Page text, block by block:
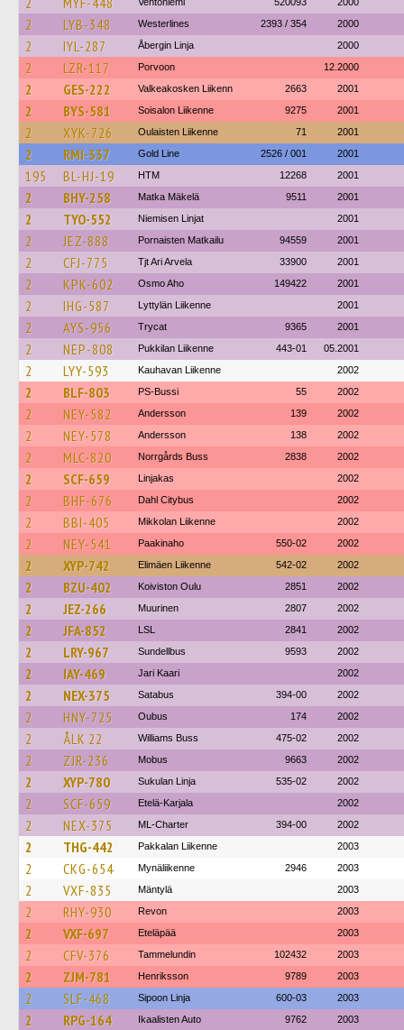
2 LYB-348 Westerlines 2393 / 354 2000
2 IYL-287 Åbergin Linja 2000
2 LZR-117 Porvoon 12.2000
2 GES-222 Valkeakosken Liikenn 2663 2001
2 BYS-581 Soisalon Liikenne 9275 2001
2 XYK-726 Oulaisten Liikenne 71 2001
2 RMI-337 Gold Line 2526 / 001 2001
195 BL-HJ-19 HTM 12268 2001
2 BHY-258 Matka Mäkelä 9511 2001
2 TYO-552 Niemisen Linjat 2001
2 JEZ-888 Pornaisten Matkailu 94559 2001
2 CFJ-775 Tjt Ari Arvela 33900 2001
2 KPK-602 Osmo Aho 149422 2001
2 IHG-587 Lyttylän Liikenne 2001
2 AYS-956 Trycat 9365 2001
2 NEP-808 Pukkilan Liikenne 443-01 05.2001
2 LYY-593 Kauhavan Liikenne 2002
2 BLF-803 PS-Bussi 55 2002
2 NEY-582 Andersson 139 2002
2 NEY-578 Andersson 138 2002
2 MLC-820 Norrgårds Buss 2838 2002
2 SCF-659 Linjakas 2002
2 BHF-676 Dahl Citybus 2002
2 BBI-405 Mikkolan Liikenne 2002
2 NEY-541 Paakinaho 550-02 2002
2 XYP-742 Elimäen Liikenne 542-02 2002
2 BZU-402 Koiviston Oulu 2851 2002
2 JEZ-266 Muurinen 2807 2002
2 JFA-852 LSL 2841 2002
2 LRY-967 Sundellbus 9593 2002
2 IAY-469 Jari Kaari 2002
2 NEX-375 Satabus 394-00 2002
2 HNY-725 Oubus 174 2002
2 ÅLK 22 Williams Buss 475-02 2002
2 ZJR-236 Mobus 9663 2002
2 XYP-780 Sukulan Linja 535-02 2002
2 SCF-659 Etelä-Karjala 2002
2 NEX-375 ML-Charter 394-00 2002
2 THG-442 Pakkalan Liikenne 2003
2 CKG-654 Mynäliikenne 2946 2003
2 VXF-835 Mäntylä 2003
2 RHY-930 Revon 2003
2 VXF-697 Eteläpää 2003
2 CFV-376 Tammelundin 102432 2003
2 ZJM-781 Henriksson 9789 2003
2 SLF-468 Sipoon Linja 600-03 2003
2 RPG-164 Ikaalisten Auto 9762 2003